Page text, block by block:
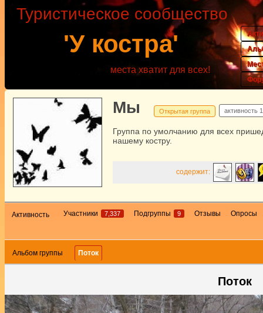
'У костра'
Туристическое сообщество
места хватит для всех!
Мы Открытая группа активность
Группа по умолчанию для всех
нашему костру.
содержит:
Активность Участники 7,337 Подгруппы 9 Отзывы Опросы
Альбом группы Поток
Поток